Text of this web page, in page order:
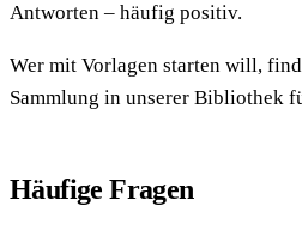
Antworten – häufig positiv.
Wer mit Vorlagen starten will,
Sammlung in unserer Bibliothek
Häufige Fragen